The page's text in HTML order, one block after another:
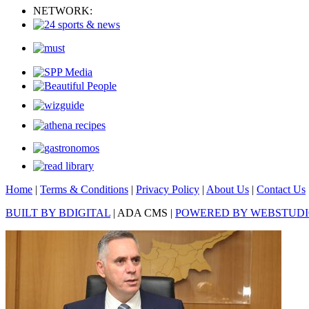
NETWORK:
Home | Terms & Conditions | Privacy Policy | About Us | Contact Us
BUILT BY BDIGITAL | ADA CMS | POWERED BY